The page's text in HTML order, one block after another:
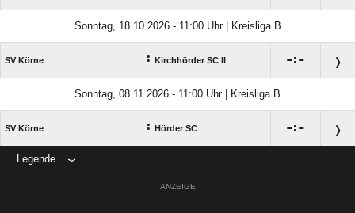
Sonntag, 18.10.2026 - 11:00 Uhr | Kreisliga B
SV Körne : Kirchhörder SC II :
Sonntag, 08.11.2026 - 11:00 Uhr | Kreisliga B
SV Körne : Hörder SC :
Legende
ANZEIGE